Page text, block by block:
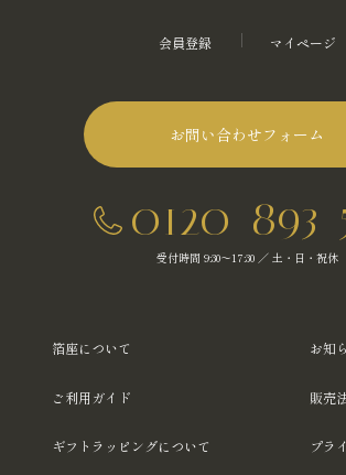
会員登録 マイページ
お問い合わせフォーム
0120-893-
受付時間 9:30～17:30 ／ 土・日・祝休
箔座について
ご利用ガイド
ギフトラッピングについて
お知
販売
プラ